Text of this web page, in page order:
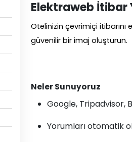
Elektraweb İtibar
Otelinizin çevrimiçi
güvenilir bir imaj oluşturun.
Neler Sunuyoruz
Google, Tripadvisor,
Yorumları otomatik